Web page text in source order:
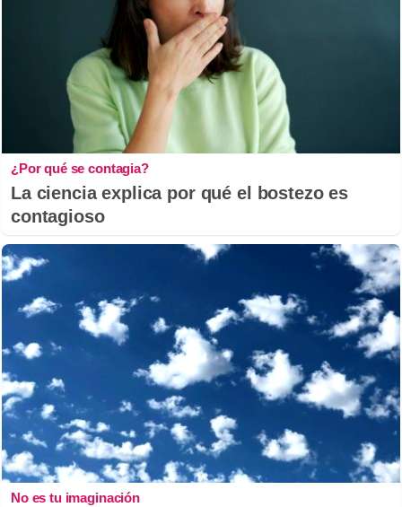
¿Por qué se contagia?
La ciencia explica por qué el bostezo es
contagioso
No es tu imaginación